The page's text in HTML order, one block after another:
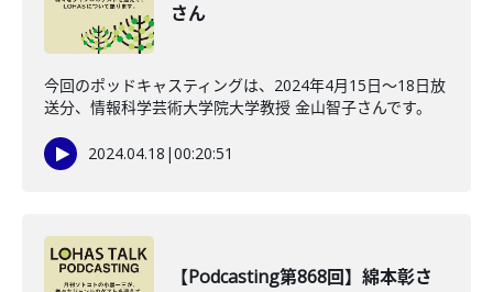
さん
今回のポッドキャスティングは、2024年4月15日〜18日放
送分、情報科学芸術大学院大学教授 金山智子さんです。
2024.04.18 |00:20:51
【Podcasting第868回】綿本彰さ